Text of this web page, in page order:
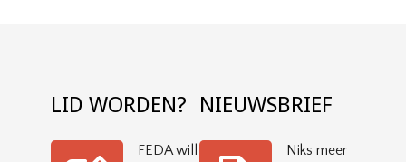
LID WORDEN?
FEDA will
NIEUWSBRIEF
Niks meer